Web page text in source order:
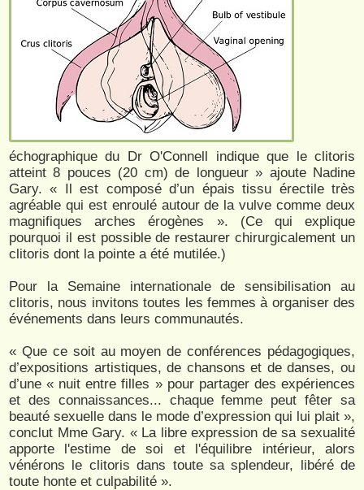
échographique du Dr O'Connell indique que le clitoris
atteint 8 pouces (20 cm) de longueur » ajoute Nadine
Gary. « Il est composé d’un épais tissu érectile très
agréable qui est enroulé autour de la vulve comme deux
magnifiques arches érogènes ». (Ce qui explique
pourquoi il est possible de restaurer chirurgicalement un
clitoris dont la pointe a été mutilée.)
Pour la Semaine internationale de sensibilisation au
clitoris, nous invitons toutes les femmes à organiser des
événements dans leurs communautés.
« Que ce soit au moyen de conférences pédagogiques,
d’expositions artistiques, de chansons et de danses, ou
d’une « nuit entre filles » pour partager des expériences
et des connaissances... chaque femme peut fêter sa
beauté sexuelle dans le mode d’expression qui lui plait »,
conclut Mme Gary. « La libre expression de sa sexualité
apporte l'estime de soi et l'équilibre intérieur, alors
vénérons le clitoris dans toute sa splendeur, libéré de
toute honte et culpabilité ».